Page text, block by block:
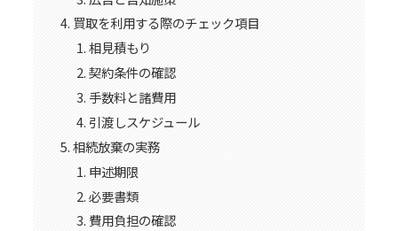
買取を利用する際のチェック項目
相見積もり
契約条件の確認
手数料と諸費用
引渡しスケジュール
相続放棄の実務
申述期限
必要書類
費用負担の確認